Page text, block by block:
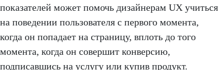
показателей может помочь дизайнерам UX учиться
на поведении пользователя с первого момента,
когда он попадает на страницу, вплоть до того
момента, когда он совершит конверсию,
подписавшись на услугу или купив продукт.